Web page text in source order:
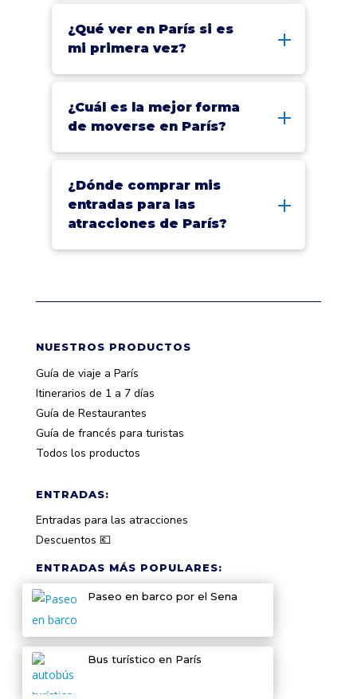
¿Qué ver en París si es
mi primera vez?
¿Cuál es la mejor forma
de moverse en París?
¿Dónde comprar mis
entradas para las
atracciones de París?
NUESTROS PRODUCTOS
Guía de viaje a París
Itinerarios de 1 a 7 días
Guía de Restaurantes
Guía de francés para turistas
Todos los productos
ENTRADAS:
Entradas para las atracciones
Descuentos 💶
ENTRADAS MÁS POPULARES:
Paseo en barco por el Sena
Bus turístico en París